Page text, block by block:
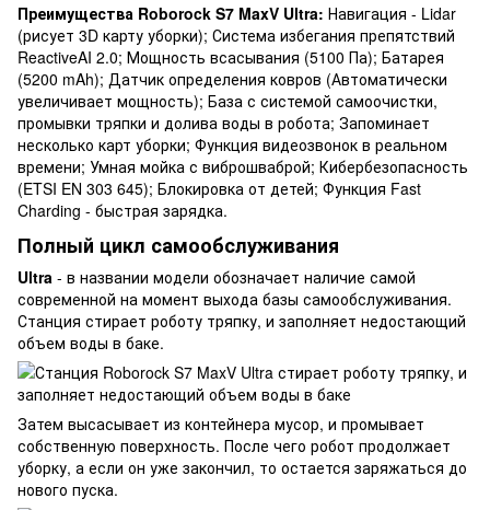
Преимущества Roborock S7 MaxV Ultra: Навигация - Lidar
(рисует 3D карту уборки); Система избегания препятствий
ReactiveAI 2.0; Мощность всасывания (5100 Па); Батарея
(5200 mAh); Датчик определения ковров (Автоматически
увеличивает мощность); База с системой самоочистки,
промывки тряпки и долива воды в робота; Запоминает
несколько карт уборки; Функция видеозвонок в реальном
времени; Умная мойка с виброшваброй; Кибербезопасность
(ETSI EN 303 645); Блокировка от детей; Функция Fast
Charding - быстрая зарядка.
Полный цикл самообслуживания
Ultra - в названии модели обозначает наличие самой
современной на момент выхода базы самообслуживания.
Станция стирает роботу тряпку, и заполняет недостающий
объем воды в баке.
Затем высасывает из контейнера мусор, и промывает
собственную поверхность. После чего робот продолжает
уборку, а если он уже закончил, то остается заряжаться до
нового пуска.